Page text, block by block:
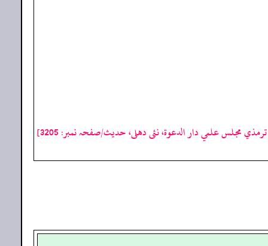
مجلس علمي دار الدعوة، نئى دهلى، حدیث/صفحہ نمبر: 3205]